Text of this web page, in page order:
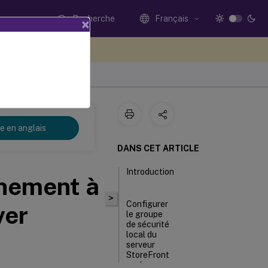
Recherche Français
en anglais
à
>
DANS CET ARTICLE
Introduction
Configurer
le groupe
de sécurité
local du
serveur
StoreFront
sur le
×